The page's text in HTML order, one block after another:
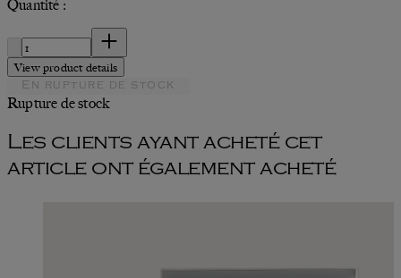
Quantité :
Quantité :
View product details
En rupture de stock
Rupture de stock
Les clients ayant acheté cet
article ont également acheté